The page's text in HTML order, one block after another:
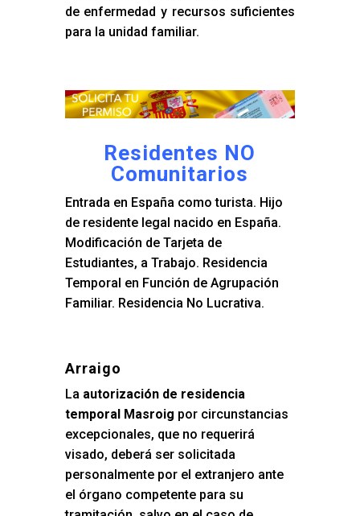
de enfermedad y recursos suficientes
para la unidad familiar.
Residentes NO
Comunitarios
Entrada en España como turista. Hijo
de residente legal nacido en España.
Modificación de Tarjeta de
Estudiantes, a Trabajo. Residencia
Temporal en Función de Agrupación
Familiar. Residencia No Lucrativa.
Arraigo
La autorización de residencia
temporal Masroig por circunstancias
excepcionales, que no requerirá
visado, deberá ser solicitada
personalmente por el extranjero ante
el órgano competente para su